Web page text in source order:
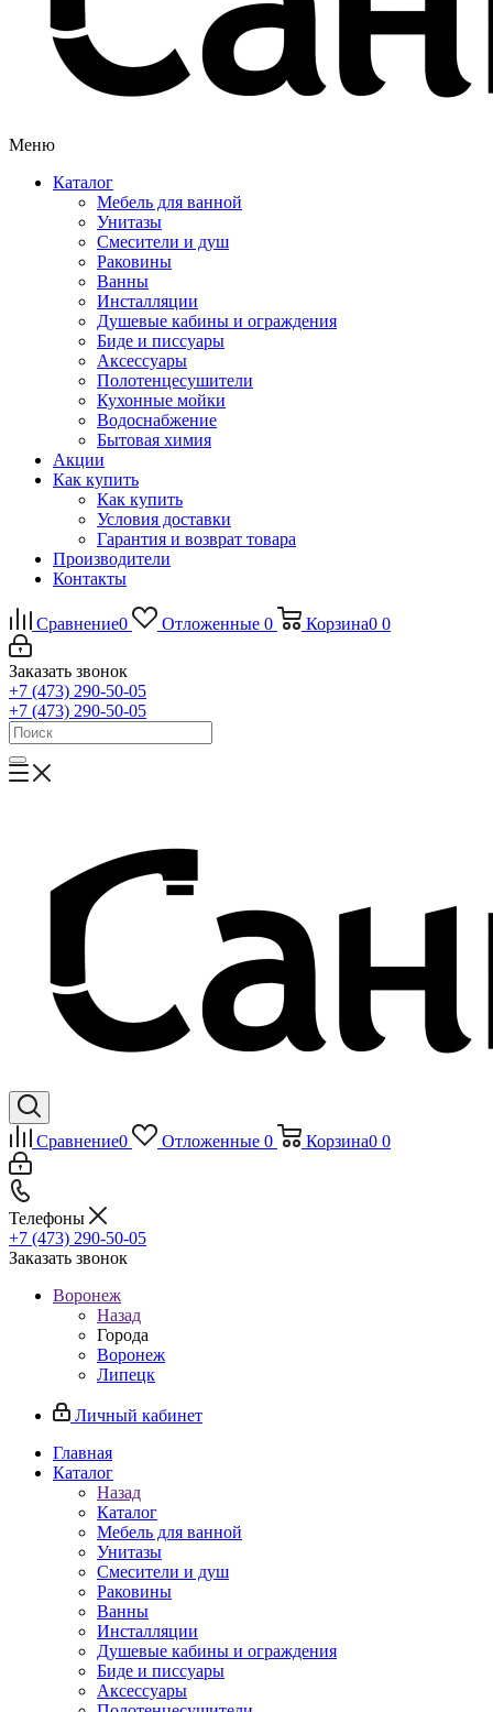
Меню
Каталог
Мебель для ванной
Унитазы
Смесители и душ
Раковины
Ванны
Инсталляции
Душевые кабины и ограждения
Биде и писсуары
Аксессуары
Полотенцесушители
Кухонные мойки
Водоснабжение
Бытовая химия
Акции
Как купить
Как купить
Условия доставки
Гарантия и возврат товара
Производители
Контакты
Сравнение0 Отложенные 0 Корзина0 0
Заказать звонок
+7 (473) 290-50-05
+7 (473) 290-50-05
Сравнение0 Отложенные 0 Корзина0 0
Телефоны
+7 (473) 290-50-05
Заказать звонок
Воронеж
Назад
Города
Воронеж
Липецк
Личный кабинет
Главная
Каталог
Назад
Каталог
Мебель для ванной
Унитазы
Смесители и душ
Раковины
Ванны
Инсталляции
Душевые кабины и ограждения
Биде и писсуары
Аксессуары